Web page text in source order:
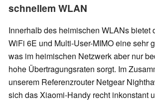
schnellem WLAN
Innerhalb des heimischen WLANs bietet
WiFi 6E und Multi-User-MIMO eine sehr
was im heimischen Netzwerk aber nur
hohe Übertragungsraten sorgt. Im
unserem Referenzrouter Netgear
sich das Xiaomi-Handy recht inkonstant